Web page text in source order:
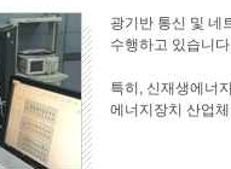
광기반 통신 및 네
수행하고 있습니
특히, 신재생에너
에너지장치 산업